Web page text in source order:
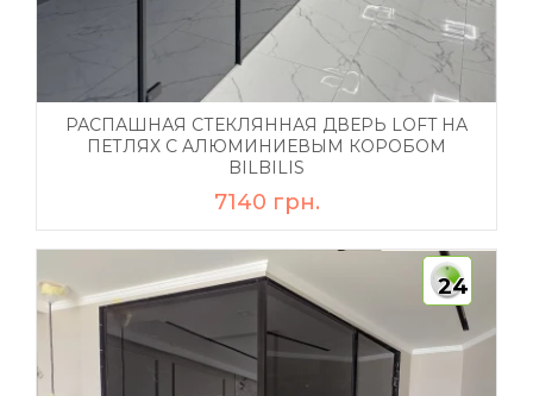
РАСПАШНАЯ СТЕКЛЯННАЯ ДВЕРЬ LOFT НА
ПЕТЛЯХ С АЛЮМИНИЕВЫМ КОРОБОМ
BILBILIS
7140 грн.
24